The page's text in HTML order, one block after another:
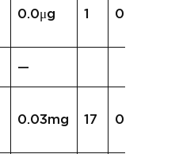
0.0μg 1 0.0μg
—
0.03mg 17 0.04mg